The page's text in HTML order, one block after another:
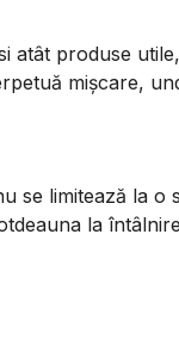
atât produse
mișcare,
se limitează la o
la